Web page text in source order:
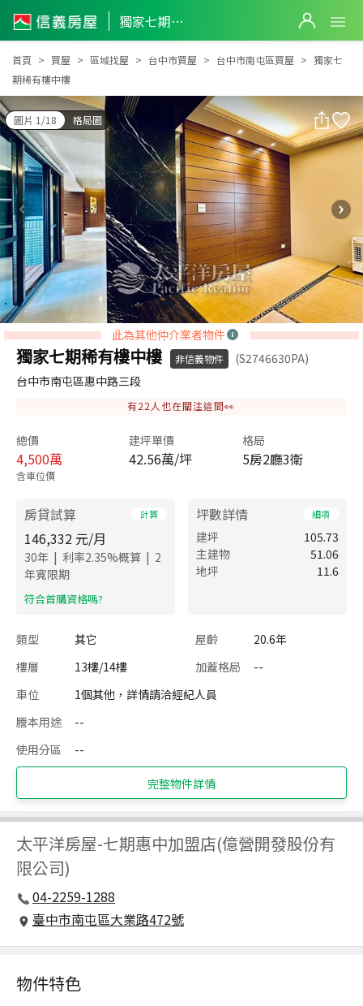
獨家七期稀有樓中樓
獨家七期稀有樓中樓
首頁 買屋 區域找屋 台中市買屋 台中市南屯區買屋
獨家七
期稀有樓中樓
圖片 1/18 格局圖
此為其他仲介業者物件
獨家七期稀有樓中樓 非信義物件
(S2746630PA)
台中市南屯區惠中路三段
有22 人也在關注這間👀
總價
4,500萬
含車位價
建坪單價
42.56萬/坪
格局
5房2廳3衛
房貸試算 計算
146,332 元/月
30年 | 利率2.35%概算 | 2
年寬限期
​符合首購資格嗎?
坪數詳情 細項
建坪
105.73
主建物
51.06
地坪
11.6
類型 其它 屋齡
20.6年
樓層
13樓/14樓 加蓋格局
--
車位
1個其他，詳情請洽經紀人員
謄本用途
--
使用分區
--
完整物件詳情
太平洋房屋-七期惠中加盟店(億營開發股份有
限公司)
04-2259-1288
臺中市南屯區大業路472號
物件特色